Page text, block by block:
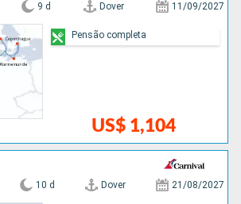
9 d Dover 11/09/2027
US$ 1,104
Pensão completa
10 d Dover 21/08/2027